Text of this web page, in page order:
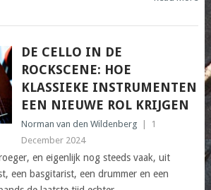
DE CELLO IN DE
ROCKSCENE: HOE
KLASSIEKE INSTRUMENTEN
EEN NIEUWE ROL KRIJGEN
Norman van den Wildenberg
1
December 2024
en eigenlijk nog steeds vaak, uit
een basgitarist, een drummer en een